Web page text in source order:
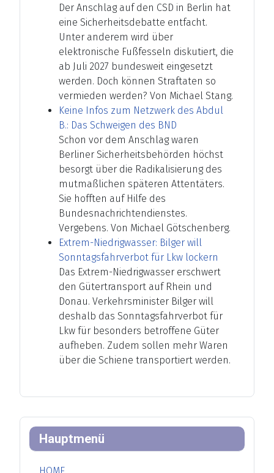
Hauptmenü
Der Anschlag auf den CSD in Berlin hat
eine Sicherheitsdebatte entfacht.
Unter anderem wird über
elektronische Fußfesseln diskutiert, die
ab Juli 2027 bundesweit eingesetzt
werden. Doch können Straftaten so
vermieden werden? Von Michael Stang.
Keine Infos zum Netzwerk des Abdul
B.: Das Schweigen des BND
Schon vor dem Anschlag waren
Berliner Sicherheitsbehörden höchst
besorgt über die Radikalisierung des
mutmaßlichen späteren Attentäters.
Sie hofften auf Hilfe des
Bundesnachrichtendienstes.
Vergebens. Von Michael Götschenberg.
Extrem-Niedrigwasser: Bilger will
Sonntagsfahrverbot für Lkw lockern
Das Extrem-Niedrigwasser erschwert
den Gütertransport auf Rhein und
Donau. Verkehrsminister Bilger will
deshalb das Sonntagsfahrverbot für
Lkw für besonders betroffene Güter
aufheben. Zudem sollen mehr Waren
über die Schiene transportiert werden.